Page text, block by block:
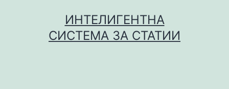
ИНТЕЛИГЕНТНА
СИСТЕМА ЗА СТАТИИ